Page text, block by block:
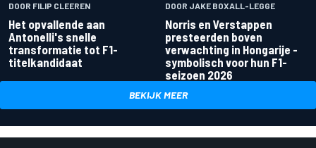
DOOR FILIP CLEEREN
Het opvallende aan
Antonelli's snelle
transformatie tot F1-
titelkandidaat
DOOR JAKE BOXALL-LEGGE
Norris en Verstappen
presteerden boven
verwachting in Hongarije -
symbolisch voor hun F1-
seizoen 2026
BEKIJK MEER